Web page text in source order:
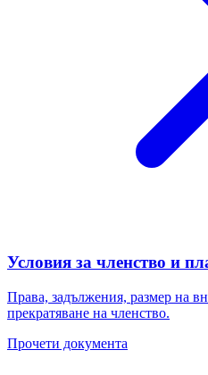
Условия за членство и
Права, задължения, размер на
прекратяване на членство.
Прочети документа